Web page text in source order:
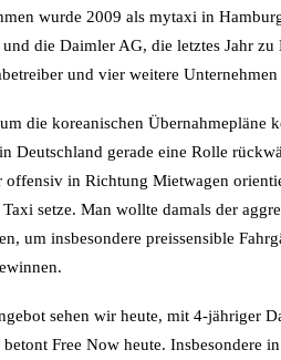
wurde 2009 als mytaxi in
die Daimler AG, die letztes Jahr
und vier weitere Unternehmen
die koreanischen Übernahmepläne
Deutschland gerade eine Rolle
offensiv in Richtung Mietwagen
setze. Man wollte damals der
um insbesondere preissensible
sehen wir heute, mit 4-jähriger
Free Now heute. Insbesondere